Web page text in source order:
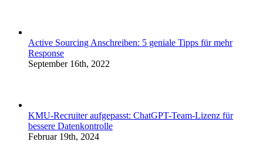
Active Sourcing Anschreiben: 5 geniale Tipps für mehr
Response
September 16th, 2022
KMU-Recruiter aufgepasst: ChatGPT-Team-Lizenz für
bessere Datenkontrolle
Februar 19th, 2024